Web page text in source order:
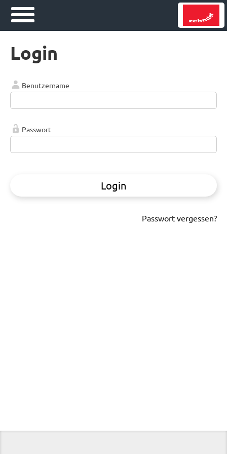
Login
Benutzername
Passwort
Login
Passwort vergessen?